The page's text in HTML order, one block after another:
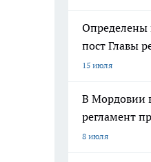
Определены
пост Главы
15 июля
В Мордовии
регламент
8 июля